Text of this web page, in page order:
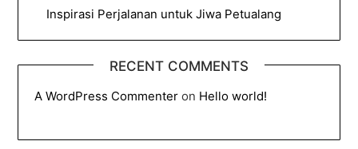
Inspirasi Perjalanan untuk Jiwa Petualang
RECENT COMMENTS
A WordPress Commenter on Hello world!